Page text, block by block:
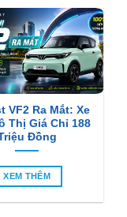
VF2 Ra Mắt: Xe
Thị Giá Chỉ 188
Đồng
XEM THÊM